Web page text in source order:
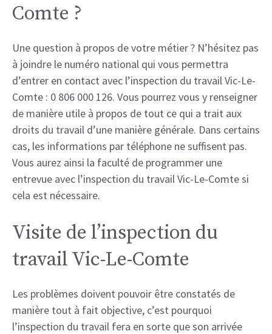
Comte ?
Une question à propos de votre métier ? N’hésitez pas
à joindre le numéro national qui vous permettra
d’entrer en contact avec l’inspection du travail Vic-Le-
Comte : 0 806 000 126. Vous pourrez vous y renseigner
de manière utile à propos de tout ce qui a trait aux
droits du travail d’une manière générale. Dans certains
cas, les informations par téléphone ne suffisent pas.
Vous aurez ainsi la faculté de programmer une
entrevue avec l’inspection du travail Vic-Le-Comte si
cela est nécessaire.
Visite de l’inspection du
travail Vic-Le-Comte
Les problèmes doivent pouvoir être constatés de
manière tout à fait objective, c’est pourquoi
l’inspection du travail fera en sorte que son arrivée